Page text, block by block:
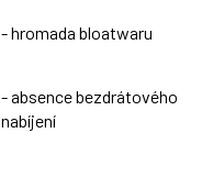
- hromada bloatwaru
- absence bezdrátového
nabíjení